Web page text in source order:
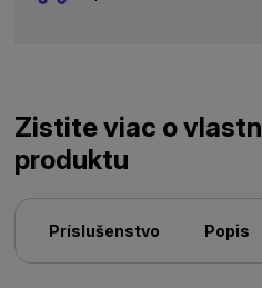
Zistite viac o
produktu
Príslušenstvo Popis